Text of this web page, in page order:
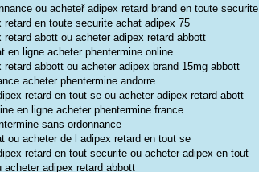
ou acheteř adipex retard brand en toute securite
retard en toute securite achat adipex 75
retard abott ou acheter adipex retard abbott
en ligne acheter phentermine online
retard abbott ou acheter adipex brand 15mg abbott
acheter phentermine andorre
retard en tout se ou acheter adipex retard abott
en ligne acheter phentermine france
sans ordonnance
ou acheter de l adipex retard en tout se
retard en tout securite ou acheter adipex en tout
acheter adipex retard abbott